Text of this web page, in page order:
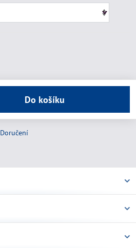
Do košíku
Doručení